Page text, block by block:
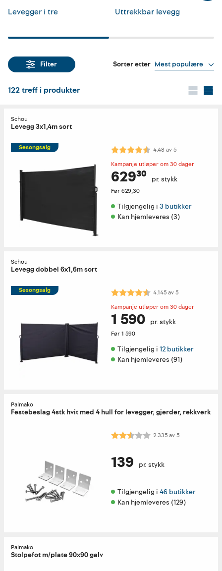
Levegger i tre Uttrekkbar levegg
Filter Sorter etter Mest populære
122treff i produkter
Schou
Levegg 3x1,4m sort
Sesongsalg Karakter: 4.5 av 5 mulige
4.48 av5
Kampanje utløper om 30 dager
629³⁰ pr. stykk
Før629,30
Tilgjengelig i 3 butikker
Kan hjemleveres (3)
Schou
Levegg dobbel 6x1,6m sort
Sesongsalg Karakter: 4.1 av 5 mulige
4.145av5
Kampanje utløper om 30 dager
1 590 pr. stykk
Før1 590
Tilgjengelig i 12 butikker
Kan hjemleveres (91)
Palmako
Festebeslag 4stk hvit med 4 hull for levegger, gjerder, rekkverk
Karakter: 2.3 av 5 mulige
2.335av5
139 pr. stykk
Tilgjengelig i 46 butikker
Kan hjemleveres (129)
Palmako
Stolpefot m/plate 90x90 galv